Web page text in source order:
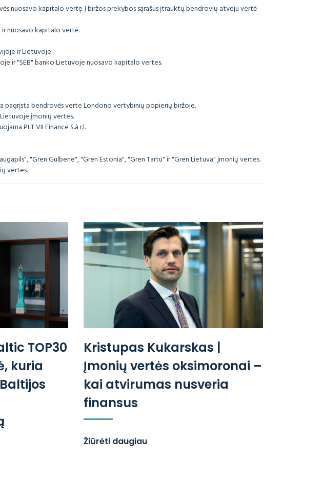
nuosavo kapitalo vertę. Į biržos prekybos sąrašus įtrauktų bendrovių atveju vertė
nuosavo kapitalo vertė.
ir Lietuvoje.
ir "SEB" banko Lietuvoje nuosavo kapitalo vertes.
pagrįsta bendrovės verte Londono vertybinių popierių biržoje.
įmonių vertes.
PLT VII Finance S.à r.l.
"Gren Gulbene", "Gren Estonia", "Gren Tartu" ir "Gren Lietuva" įmonių vertes.
vertes.
TOP30
kuria
Kristupas Kukarskas |
Įmonių vertės oksimoronai –
kai atvirumas nusveria
finansus
Žiūrėti daugiau